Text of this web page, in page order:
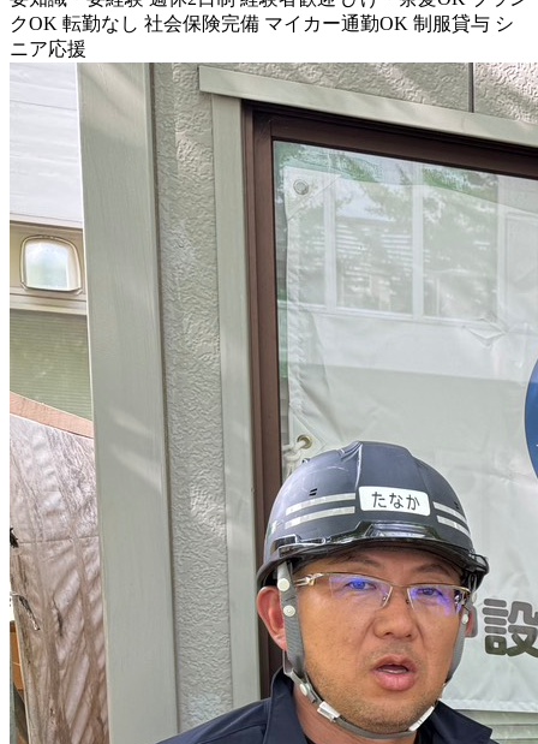
クOK 転勤なし 社会保険完備 マイカー通勤OK 制服貸与 シ
ニア応援